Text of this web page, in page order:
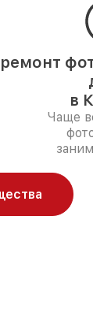
ремонт
в
Чаще